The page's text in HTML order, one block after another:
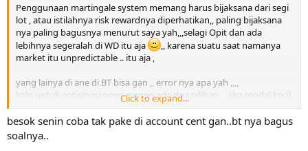
Penggunaan martingale system memang harus bijaksana dari segi
lot , atau istilahnya risk rewardnya diperhatikan,, paling bijaksana
nya paling bagusnya menurut saya yah,,,selagi Opit dan ada
lebihnya segeralah di WD itu aja
,, karena suatu saat namanya
market itu unpredictable .. itu aja ,
yang lainya di ane di BT bisa gan ,, error nya apa yah ,,,,
kalo untuk antisipasi news cuman ada dua pilihan ,,, jika modal kecil
dari pada riskan mending off di news besar mah,, tapi jika modal
besar ,, yah biarin aja,, backtest buat saya hanya sebagai tolak ukur
berapa DD nya dan cara kerjanya EA tersebut,, jadi kalo di live akun
kita bisa meminimalisir kerugian ..
Click to expand...
besok senin coba tak pake di account cent gan..bt nya bagus
soalnya..